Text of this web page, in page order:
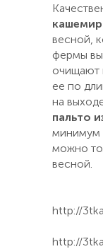
кашемир
весной,
фермы
очищают
ее по
на
пальто
минимум
можно
весной.
http://
http://